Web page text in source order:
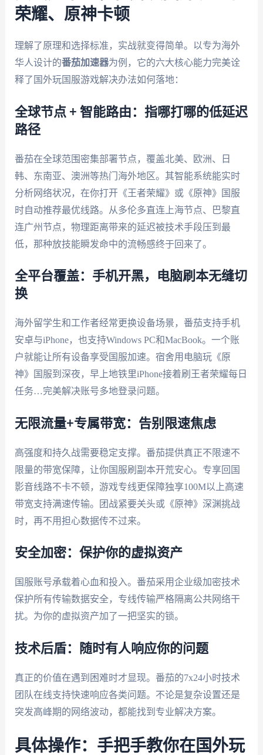
荣耀、原神卡顿
理解了原理和选择标准，实战就变得简单。以专为海外
华人设计的番茄加速器为例，它的六大核心能力完美诠
释了国外玩国服游戏解决办法如何落地：
全球节点 + 智能路由：指哪打哪的低延迟
路径
番茄在全球范围密集部署节点，覆盖北美、欧洲、日
韩、东南亚、澳洲等热门海外地区。其智能系统能实时
分析网络状况，在你打开《王者荣耀》或《原神》国服
时自动推荐最优线路。从多伦多直连上海节点、巴黎直
连广州节点，物理距离带来的延迟被技术手段压到最
低，那种放技能瞬发命中的流畅感终于回来了。
全平台覆盖：手机开黑，电脑刷本无缝切
换
海外留学生和工作者经常更换设备场景，番茄支持手机
安卓与iPhone，也支持Windows PC和MacBook。一个账
户就能让所有设备享受国服加速。宿舍用电脑玩《原
神》国服到深夜，早上地铁里iPhone接着刷王者荣耀每日
任务…完美解决账号多地登录问题。
无限流量+专属带宽：告别限速焦虑
高强度和持久战需要稳定支撑。番茄提供真正不限速不
限量的带宽保障，让你国服刷副本开荒安心。专享回国
影音线路不卡不顿，游戏专线更保障独享100M以上高速
带宽支持满速传输。团战紧要关头或《原神》深渊挑战
时，再不用担心数据传不过来。
安全加密：保护你的虚拟资产
国服账号承载着心血和投入。番茄采用企业级加密技术
保护所有传输数据安全，专线传输严格隔离公共网络干
扰。为你的虚拟资产加了一把坚实的锁。
技术后盾：随时有人响应你的问题
真正的价值在遇到困难时才显现。番茄的7x24小时技术
团队在线支持快速响应各类问题。不论是复杂设置还是
突发高峰期的网络波动，都能找到专业解决方案。
具体操作：手把手教你在国外玩